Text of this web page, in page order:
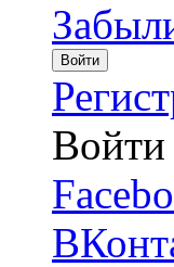
Войти
Войти